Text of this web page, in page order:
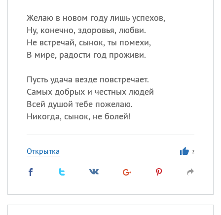
Желаю в новом году лишь успехов,
Ну, конечно, здоровья, любви.
Не встречай, сынок, ты помехи,
В мире, радости год проживи.
Пусть удача везде повстречает.
Самых добрых и честных людей
Всей душой тебе пожелаю.
Никогда, сынок, не болей!
Открытка 2